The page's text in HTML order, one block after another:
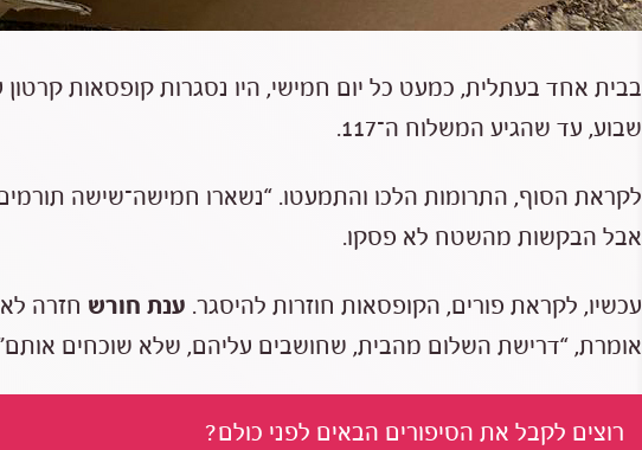
בבית אחד בעתלית, כמעט כל יום חמישי, היו נסגרות קופסאות
שבוע, עד שהגיע המשלוח ה־117.
לקראת הסוף, התרומות הלכו והתמעטו. “נשארו חמישה־שישה
אבל הבקשות מהשטח לא פסקו.
עכשיו, לקראת פורים, הקופסאות חוזרות להיסגר. ענת חורש חזרה
אומרת, “דרישת השלום מהבית, שחושבים עליהם, שלא שוכחים
רוצים לקבל את הסיפורים הבאים לפני כולם?